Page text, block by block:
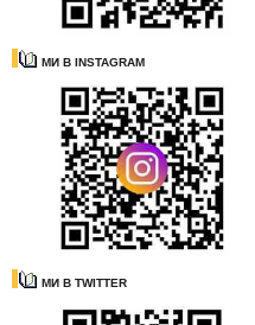
МИ В INSTAGRAM
МИ В TWITTER